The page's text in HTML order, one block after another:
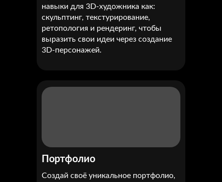
навыки для 3D-художника как:
скульптинг, текстурирование,
ретопология и рендеринг, чтобы
выразить свои идеи через создание
3D-персонажей.
Создай своё уникальное портфолио,
Портфолио